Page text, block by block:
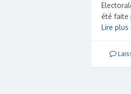
été faite
Lire plus